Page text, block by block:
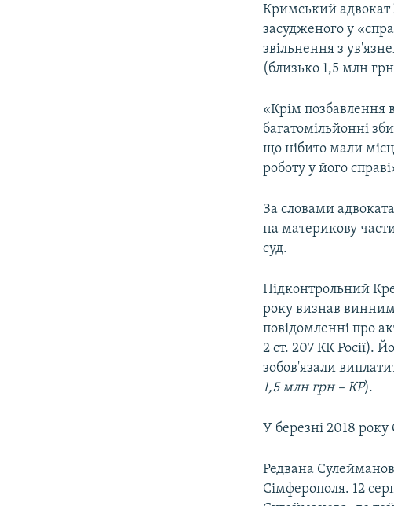
Кримський адвокат
засудженого у
звільнення з
(близько 1,5 млн
«Крім позбавлення
багатомільйонні
що нібито мали
роботу у його
За словами
на материкову
суд.
Підконтрольний
року визнав
повідомленні про
2 ст. 207 КК Росії).
зобов'язали
1,5 млн грн – КР).
У березні 2018
Редвана
Сімферополя. 12